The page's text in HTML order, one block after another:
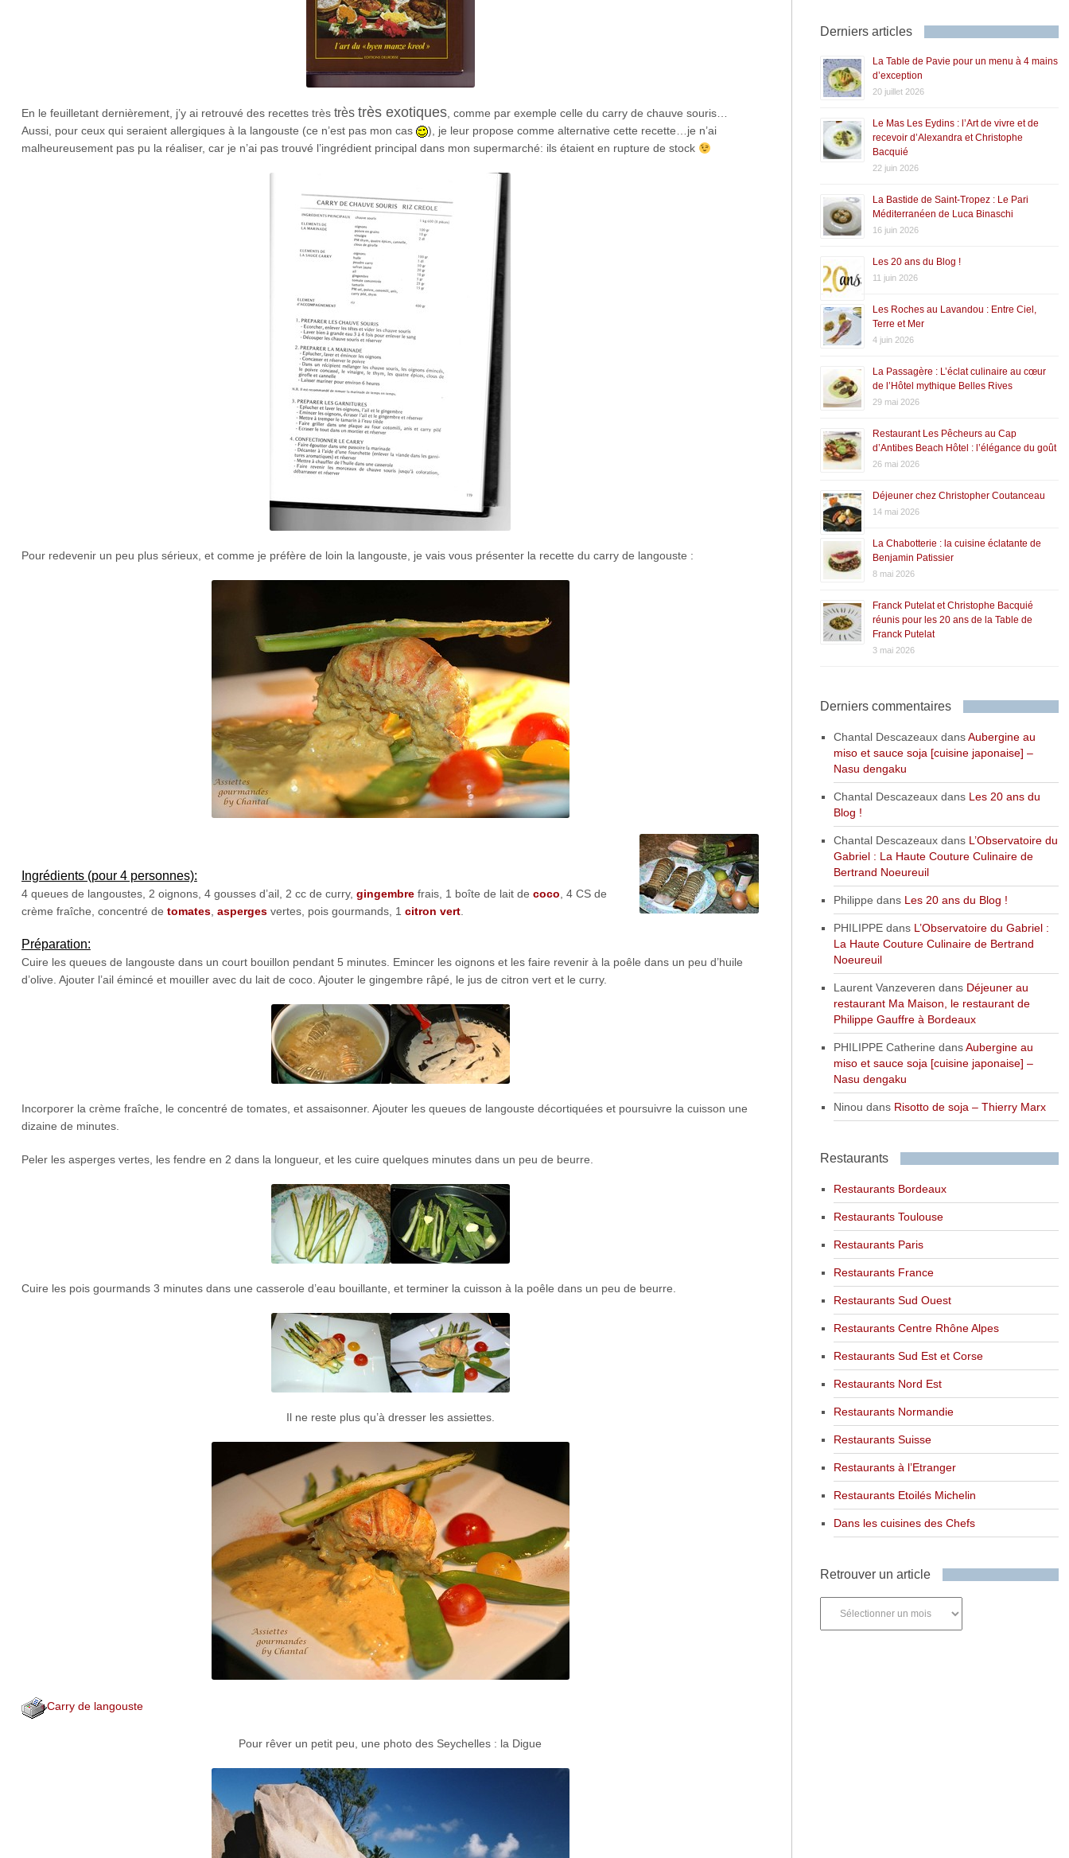
En le feuilletant dernièrement, j’y ai retrouvé des recettes très très très exotiques, comme par exemple celle du carry de chauve souris…
Aussi, pour ceux qui seraient allergiques à la langouste (ce n’est pas mon cas
), je leur propose comme alternative cette recette…je n’ai
malheureusement pas pu la réaliser, car je n’ai pas trouvé l’ingrédient principal dans mon supermarché: ils étaient en rupture de stock
Pour redevenir un peu plus sérieux, et comme je préfère de loin la langouste, je vais vous présenter la recette du carry de langouste :
Ingrédients (pour 4 personnes):
4 queues de langoustes, 2 oignons, 4 gousses d’ail, 2 cc de curry, gingembrefrais, 1 boîte de lait de coco, 4 CS de
crème fraîche, concentré de tomates, aspergesvertes, pois gourmands, 1 citron vert.
Préparation:
Cuire les queues de langouste dans un court bouillon pendant 5 minutes. Emincer les oignons et les faire revenir à la poêle dans un peu d’huile
d’olive. Ajouter l’ail émincé et mouiller avec du lait de coco. Ajouter le gingembre râpé, le jus de citron vert et le curry.
Incorporer la crème fraîche, le concentré de tomates, et assaisonner. Ajouter les queues de langouste décortiquées et poursuivre la cuisson une
dizaine de minutes.
Peler les asperges vertes, les fendre en 2 dans la longueur, et les cuire quelques minutes dans un peu de beurre.
Cuire les pois gourmands 3 minutes dans une casserole d’eau bouillante, et terminer la cuisson à la poêle dans un peu de beurre.
Il ne reste plus qu’à dresser les assiettes.
Carry de langouste
Pour rêver un petit peu, une photo des Seychelles : la Digue
Derniers articles
La Table de Pavie pour un menu à 4 mains
d’exception
20 juillet 2026
Le Mas Les Eydins : l’Art de vivre et de
recevoir d’Alexandra et Christophe
Bacquié
22 juin 2026
La Bastide de Saint-Tropez : Le Pari
Méditerranéen de Luca Binaschi
16 juin 2026
Les 20 ans du Blog !
11 juin 2026
Les Roches au Lavandou : Entre Ciel,
Terre et Mer
4 juin 2026
La Passagère : L’éclat culinaire au cœur
de l’Hôtel mythique Belles Rives
29 mai 2026
Restaurant Les Pêcheurs au Cap
d’Antibes Beach Hôtel : l’élégance du goût
26 mai 2026
Déjeuner chez Christopher Coutanceau
14 mai 2026
La Chabotterie : la cuisine éclatante de
Benjamin Patissier
8 mai 2026
Franck Putelat et Christophe Bacquié
réunis pour les 20 ans de la Table de
Franck Putelat
3 mai 2026
Derniers commentaires
Chantal DescazeauxdansAubergine au
miso et sauce soja [cuisine japonaise] –
Nasu dengaku
Chantal Descazeauxdans Les 20 ans du
Blog !
Chantal Descazeauxdans L’Observatoire du
Gabriel : La Haute Couture Culinaire de
Bertrand Noeureuil
Philippe dans Les 20 ans du Blog !
PHILIPPEdans L’Observatoire du Gabriel :
La Haute Couture Culinaire de Bertrand
Noeureuil
Laurent Vanzeveren dans Déjeuner au
restaurant Ma Maison, le restaurant de
Philippe Gauffre à Bordeaux
PHILIPPE Catherine dansAubergine au
miso et sauce soja [cuisine japonaise] –
Nasu dengaku
Ninou dans Risotto de soja – Thierry Marx
Restaurants
Restaurants Bordeaux
Restaurants Toulouse
Restaurants Paris
Restaurants France
Restaurants Sud Ouest
Restaurants Centre Rhône Alpes
Restaurants Sud Est et Corse
Restaurants Nord Est
Restaurants Normandie
Restaurants Suisse
Restaurants à l’Etranger
Restaurants Etoilés Michelin
Dans les cuisines des Chefs
Retrouver un article